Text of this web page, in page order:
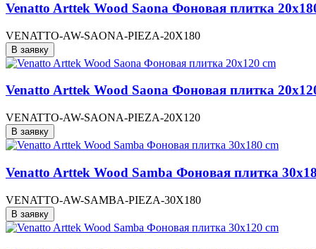
Venatto Arttek Wood Saona Фоновая плитка
VENATTO-AW-SAONA-PIEZA-20X180
В заявку
Venatto Arttek Wood Saona Фоновая плитка
VENATTO-AW-SAONA-PIEZA-20X120
В заявку
Venatto Arttek Wood Samba Фоновая плитка
VENATTO-AW-SAMBA-PIEZA-30X180
В заявку